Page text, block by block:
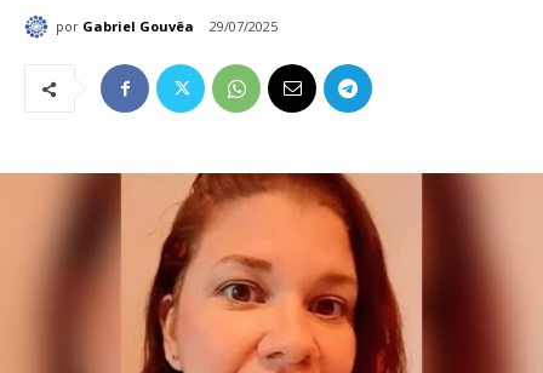
por Gabriel Gouvêa 29/07/2025